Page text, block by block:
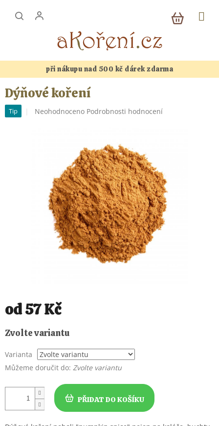
KOŠÍK
při nákupu nad 500 kč dárek zdarma
Dýňové koření
Tip
Průměrné
hvězdiček.
Neohodnoceno Podrobnosti hodnocení
od57 Kč
cena:
Zvolte variantu
Varianta
Můžeme doručit do: Zvolte variantu
PŘIDAT DO KOŠÍKU